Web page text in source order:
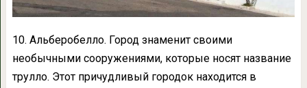
10. Альберобелло. Город знаменит своими
необычными сооружениями, которые носят название
трулло. Этот причудливый городок находится в